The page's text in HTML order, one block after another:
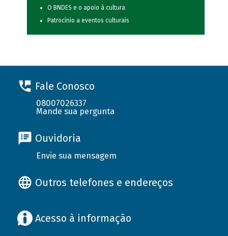
O BNDES e o apoio à cultura
Patrocínio a eventos culturais
Fale Conosco
08007026337
Mande sua pergunta
Ouvidoria
Envie sua mensagem
Outros telefones e endereços
Acesso à informação